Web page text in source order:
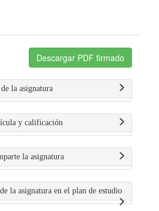
Descargar PDF firmado
la asignatura
y calificación
la asignatura
la asignatura en el plan de estudio